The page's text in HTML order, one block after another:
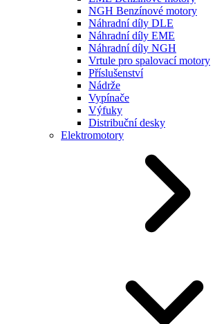
NGH Benzínové motory
Náhradní díly DLE
Náhradní díly EME
Náhradní díly NGH
Vrtule pro spalovací motory
Příslušenství
Nádrže
Vypínače
Výfuky
Distribuční desky
Elektromotory